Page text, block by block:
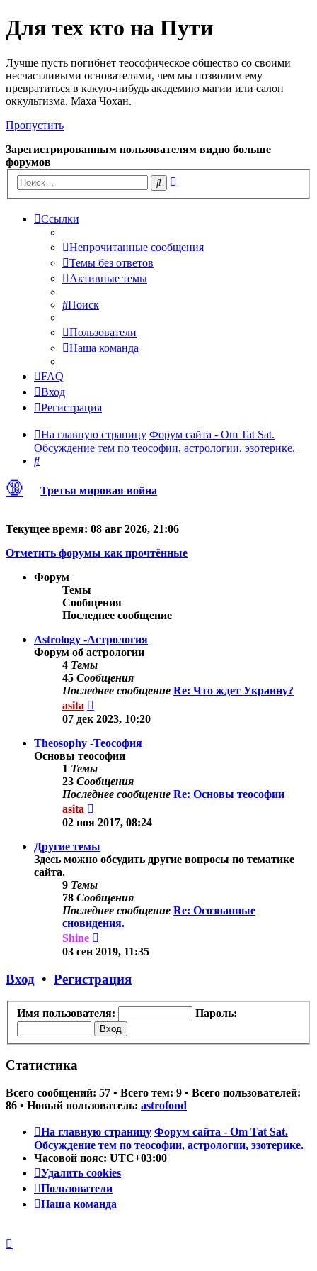
Для тех кто на Пути
Лучше пусть погибнет теософическое общество со своими
несчастливыми основателями, чем мы позволим ему
превратиться в какую-нибудь академию магии или салон
оккультизма. Маха Чохан.
Пропустить
Зарегистрированным пользователям видно больше
форумов
Поиск
Ссылки
Непрочитанные сообщения
Темы без ответов
Активные темы
Поиск
Пользователи
Наша команда
FAQ
Вход
Регистрация
На главную страницу Форум сайта - Om Tat Sat.
Обсуждение тем по теософии, астрологии, эзотерике.
Поиск
🔞 Третья мировая война
Текущее время: 08 авг 2026, 21:06
Отметить форумы как прочтённые
Форум
Темы
Сообщения
Последнее сообщение
Astrology -Астрология
Форум об астрологии
4 Темы
45 Сообщения
Последнее сообщение Re: Что ждет Украину?
asita
к
сообщению
07 дек 2023, 10:20
Theosophy -Теософия
Основы теософии
1 Темы
23 Сообщения
Последнее сообщение Re: Основы теософии
asita
к
сообщению
02 ноя 2017, 08:24
Другие темы
Здесь можно обсудить другие вопросы по тематике
сайта.
9 Темы
78 Сообщения
Последнее сообщение Re: Осознанные
сновидения.
Shine
к
03 сен 2019, 11:35
Вход • Регистрация
Имя пользователя: Пароль:
Статистика
Всего сообщений: 57 • Всего тем: 9 • Всего пользователей:
86 • Новый пользователь: astrofond
На главную страницу Форум сайта - Om Tat Sat.
Обсуждение тем по теософии, астрологии, эзотерике.
Часовой пояс: UTC+03:00
Удалить cookies
Пользователи
Наша команда